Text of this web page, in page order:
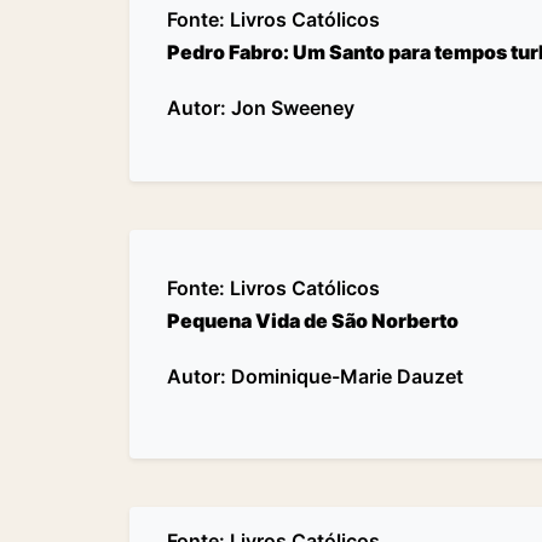
Fonte: Livros Católicos
Pedro Fabro: Um Santo para tempos
Autor: Jon Sweeney
Fonte: Livros Católicos
Pequena Vida de São Norberto
Autor: Dominique-Marie Dauzet